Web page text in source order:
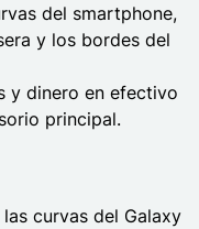
del smartphone,
y los bordes del
y dinero en efectivo
principal.
curvas del Galaxy